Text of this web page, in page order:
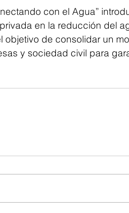
con el Agua”
en la reducción del
de consolidar un
y sociedad civil para